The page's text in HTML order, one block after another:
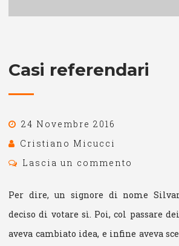
Casi referendari
24 Novembre 2016
Cristiano Micucci
Lascia un commento
Per dire, un signore di nome
deciso di votare sì. Poi, col passare
aveva cambiato idea, e infine aveva